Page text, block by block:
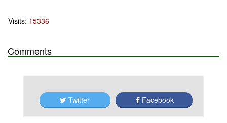
Visits: 15336
Comments
Twitter Facebook